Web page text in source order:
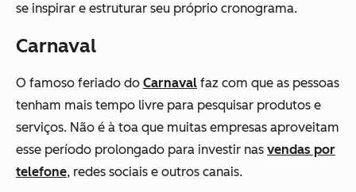
se inspirar e estruturar seu próprio cronograma.
Carnaval
O famoso feriado do Carnaval faz com que as pessoas
tenham mais tempo livre para pesquisar produtos e
serviços. Não é à toa que muitas empresas aproveitam
esse período prolongado para investir nas vendas por
telefone, redes sociais e outros canais.